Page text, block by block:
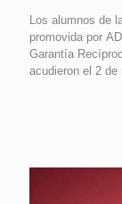
Los alumnos de
promovida por
Garantía
acudieron el 2